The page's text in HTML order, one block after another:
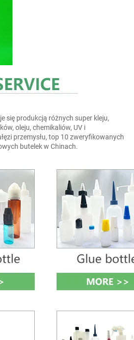
się produkcją różnych super kleju,
oleju, chemikaliów, UV i
przemysłu, top 10 zweryfikowanych
butelek w Chinach.